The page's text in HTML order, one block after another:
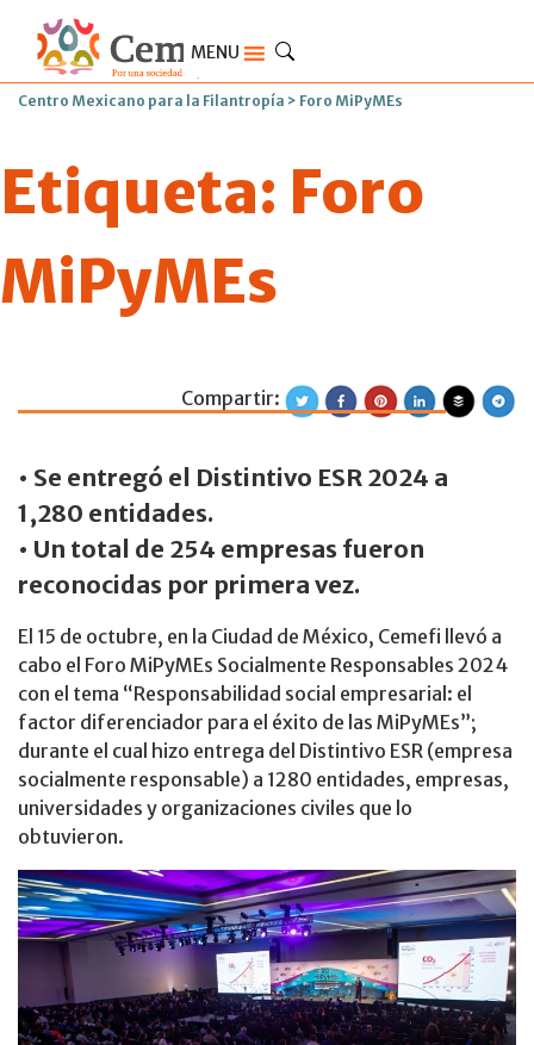
MENU
Centro Mexicano para la Filantropía > Foro MiPyMEs
Etiqueta: Foro
MiPyMEs
Cemefi realizó el
Compartir:
• Se entregó el Distintivo ESR 2024 a
1,280 entidades.
• Un total de 254 empresas fueron
reconocidas por primera vez.
El 15 de octubre, en la Ciudad de México, Cemefi llevó a
cabo el Foro MiPyMEs Socialmente Responsables 2024
con el tema “Responsabilidad social empresarial: el
factor diferenciador para el éxito de las MiPyMEs”;
durante el cual hizo entrega del Distintivo ESR (empresa
socialmente responsable) a 1280 entidades, empresas,
universidades y organizaciones civiles que lo
obtuvieron.